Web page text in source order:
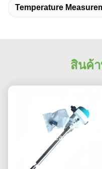
Temperature
สินค้า